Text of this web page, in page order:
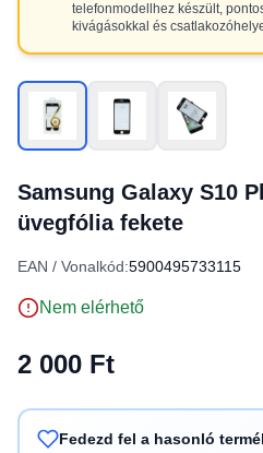
telefonmodellhez készült,
kivágásokkal és
Samsung Galaxy S10
üvegfólia fekete
EAN / Vonalkód:5900495733115
Nem elérhető
2 000 Ft
Fedezd fel a hasonló